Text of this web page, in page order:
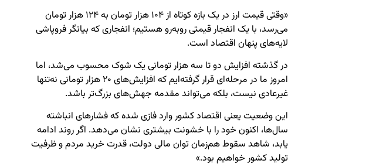
«وقتی قیمت ارز در یک بازه کوتاه از ۱۰۴ هزار تومان به ۱۲۴ هزار تومان
می‌رسد، با یک انفجار قیمتی روبه‌رو هستیم؛ انفجاری که بیانگر فروپاشی
لایه‌های پنهان اقتصاد است.
در گذشته افزایش دو تا سه هزار تومانی یک شوک محسوب می‌شد، اما
امروز ما در مرحله‌ای قرار گرفته‌ایم که افزایش‌های ۲۰ هزار تومانی نه‌تنها
غیرعادی نیست، بلکه می‌تواند مقدمه جهش‌های بزرگ‌تر باشد.
این وضعیت یعنی اقتصاد کشور وارد فازی شده که فشارهای انباشته
سال‌ها، اکنون خود را با خشونت بیشتری نشان می‌دهد. اگر روند ادامه
یابد، شاهد سقوط هم‌زمان توان مالی دولت، قدرت خرید مردم و ظرفیت
تولید کشور خواهیم بود.»